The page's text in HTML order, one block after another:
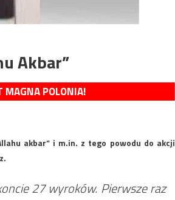
Akbar”
MAGNA POLONIA!
akbar” i m.in. z tego powodu do akcji
27 wyroków. Pierwsze raz